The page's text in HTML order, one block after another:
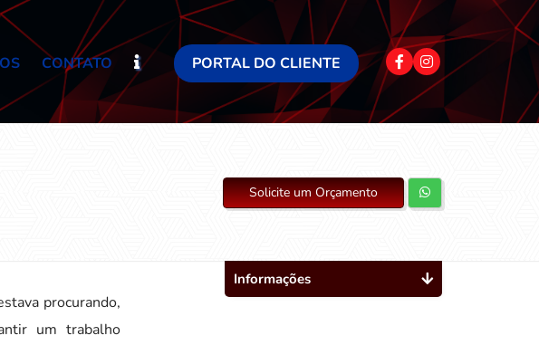
CONTATO PORTAL DO CLIENTE
Solicite um Orçamento
procurando,
um trabalho
Informações